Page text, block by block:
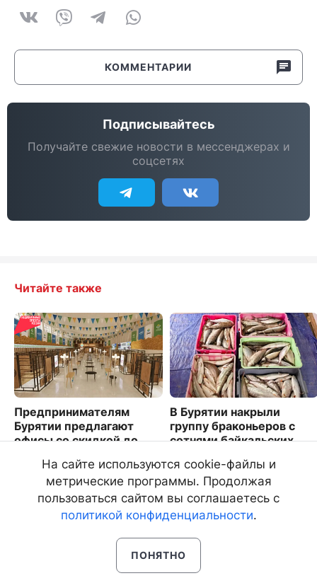
КОММЕНТАРИИ
Подписывайтесь
Получайте свежие новости в мессенджерах и
соцсетях
Читайте также
Предпринимателям
Бурятии предлагают
офисы со скидкой до
В Бурятии накрыли
группу браконьеров с
сотнями байкальских
6785
На сайте используются cookie-файлы и
метрические программы. Продолжая
пользоваться сайтом вы соглашаетесь с
политикой конфиденциальности.
ПОНЯТНО